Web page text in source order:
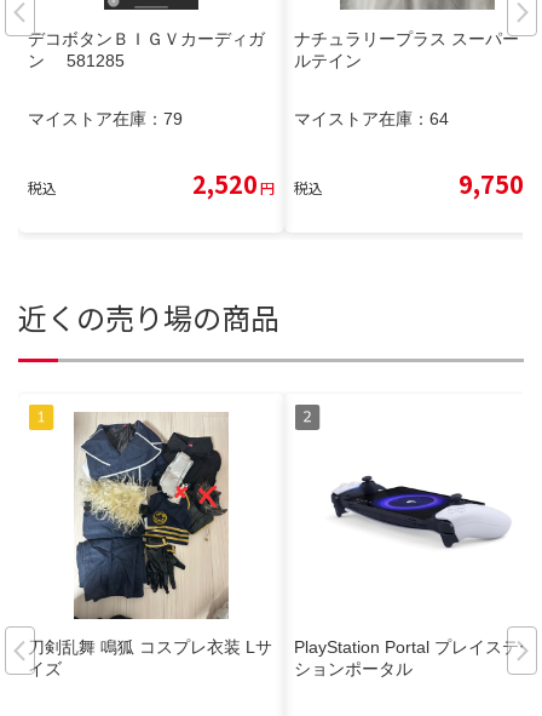
デコボタンＢＩＧＶカーディガ
ン 581285
マイストア在庫： 79
税込 2,520円
ナチュラリープラス スーパー・
ルテイン
マイストア在庫： 64
税込 9,750
近くの売り場の商品
刀剣乱舞 鳴狐 コスプレ衣装 Lサ
イズ
PlayStation Portal プレイステー
ションポータル